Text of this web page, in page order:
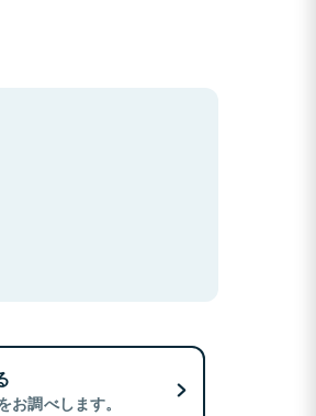
調べします。